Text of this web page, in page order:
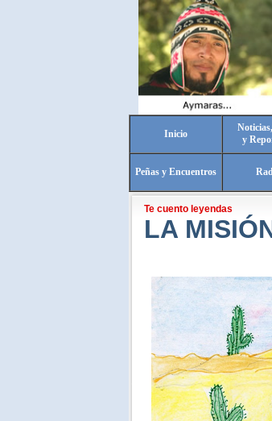
Inicio
y
Peñas y Encuentros
Te cuento leyendas
LA